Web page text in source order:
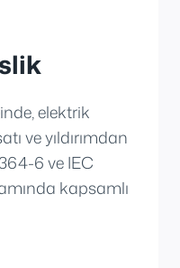
elektrik
ve yıldırımdan
6 ve IEC
kapsamlı